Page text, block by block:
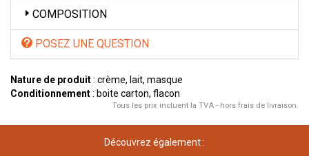
COMPOSITION
POSEZ UNE QUESTION
Nature de produit: crème, lait, masque
Conditionnement: boite carton, flacon
Tous les prix incluent la TVA - hors frais de livraison.
Découvrez également :